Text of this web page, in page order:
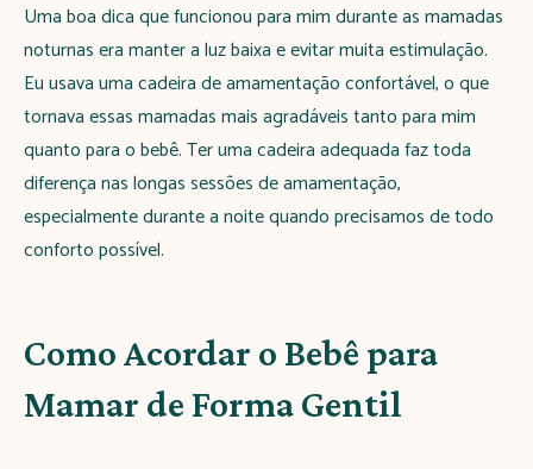
Uma boa dica que funcionou para mim durante as mamadas
noturnas era manter a luz baixa e evitar muita estimulação.
Eu usava uma cadeira de amamentação confortável, o que
tornava essas mamadas mais agradáveis tanto para mim
quanto para o bebê. Ter uma cadeira adequada faz toda
diferença nas longas sessões de amamentação,
especialmente durante a noite quando precisamos de todo
conforto possível.
Como Acordar o Bebê para
Mamar de Forma Gentil